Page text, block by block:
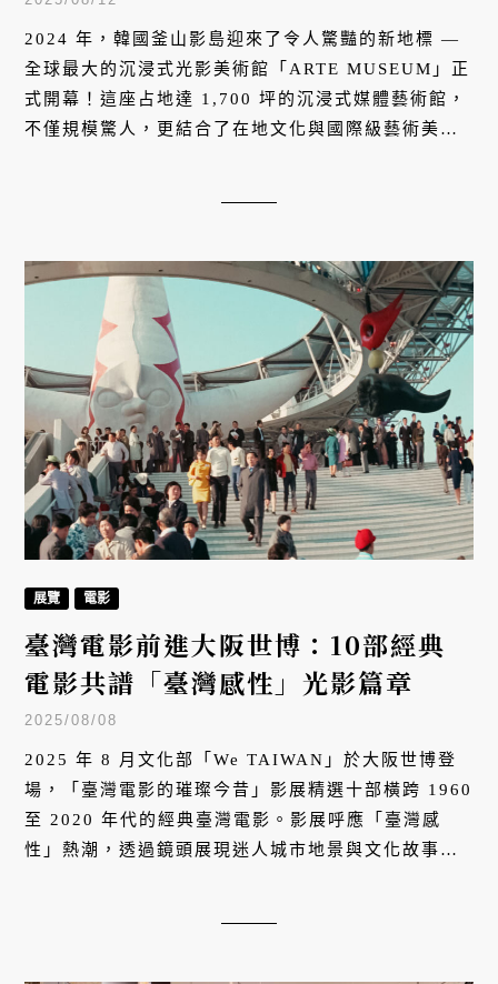
想像
2024 年，韓國釜山影島迎來了令人驚豔的新地標 —
全球最大的沉浸式光影美術館「ARTE MUSEUM」正
式開幕！這座占地達 1,700 坪的沉浸式媒體藝術館，
不僅規模驚人，更結合了在地文化與國際級藝術美
展覽 電影
臺灣電影前進大阪世博：10部經典
電影共譜「臺灣感性」光影篇章
2025/08/08
2025 年 8 月文化部「We TAIWAN」於大阪世博登
場，「臺灣電影的璀璨今昔」影展精選十部橫跨 1960
至 2020 年代的經典臺灣電影。影展呼應「臺灣感
性」熱潮，透過鏡頭展現迷人城市地景與文化故事。